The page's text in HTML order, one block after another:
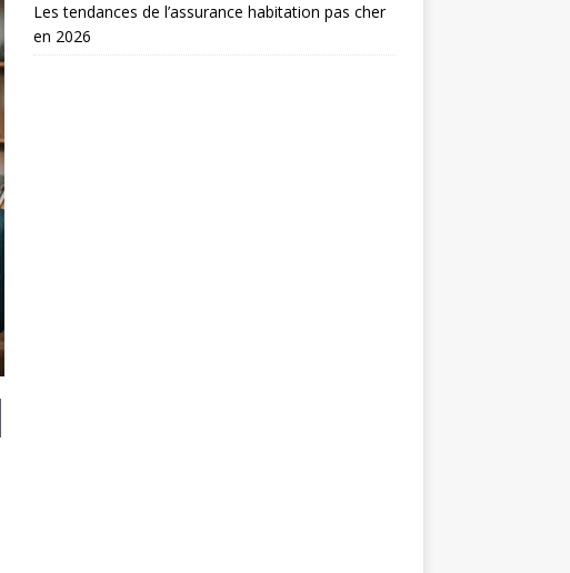
Les tendances de l’assurance habitation pas cher
en 2026